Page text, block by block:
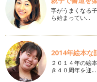
色を食す。赤だけじゃない
ニトマト
桜のつぼみも少しずつ大き
うになってきました。４月
この野菜知ってる？見た目
しもう。
こんにちは。野菜ソムリ
間２…
字がうまくなる
ら始まってい…
2014年絵本な
２０１４年の絵
き４０周年を迎…